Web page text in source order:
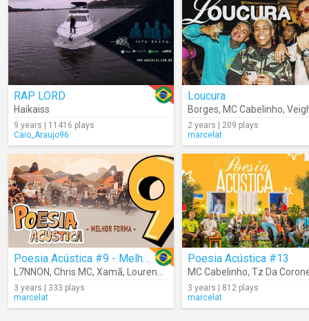
RAP LORD
Haikaiss
9 years | 11416 plays
Caio_Araujo96
Loucura
Borges, MC Cabelinho,
2 years | 209 plays
marcelat
Poesia Acústica #9 - Melhor Forma
L7NNON, Chris MC, Xamã, Lourena Cesar Mc,Djonga,Filipe Ret
3 years | 333 plays
marcelat
Poesia Acústica #13
MC Cabelinho, Tz Da
3 years | 812 plays
marcelat